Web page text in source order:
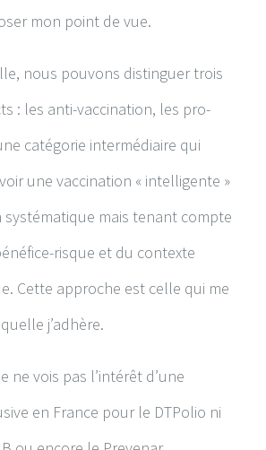
mon point de vue.
nous pouvons distinguer trois
: les anti-vaccination, les pro-
catégorie intermédiaire qui
une vaccination « intelligente »
systématique mais tenant compte
risque et du contexte
Cette approche est celle qui me
j’adhère.
ne vois pas l’intérêt d’une
en France pour le DTPolio ni